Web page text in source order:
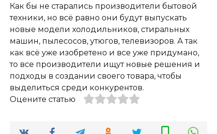
Как бы не старались производители бытовой
техники, но всё равно они будут выпускать
новые модели холодильников, стиральных
машин, пылесосов, утюгов, телевизоров. А так
как всё уже изобретено и все уже придумано,
то все производители ищут новые решения и
подходы в создании своего товара, чтобы
выделиться среди конкурентов.
Оцените статью